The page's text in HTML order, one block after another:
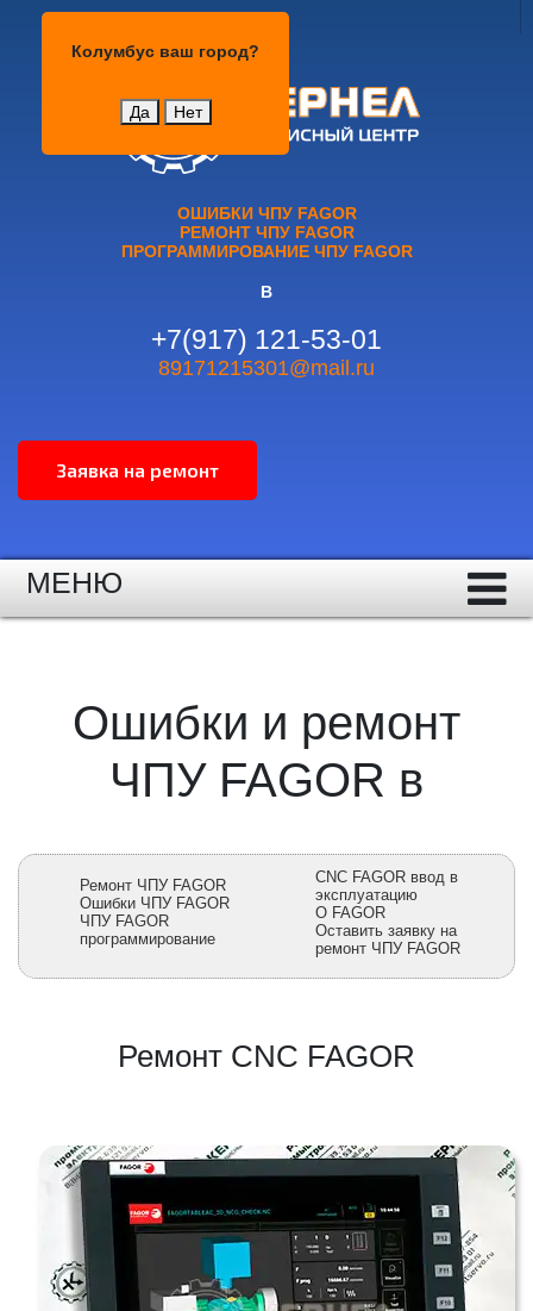
Колумбус ваш город?
Да Нет
ОШИБКИ ЧПУ FAGOR
РЕМОНТ ЧПУ FAGOR
ПРОГРАММИРОВАНИЕ ЧПУ FAGOR
В
+7(917) 121-53-01
89171215301@mail.ru
МЕНЮ
Ошибки и ремонт
ЧПУ FAGOR в
Ремонт ЧПУ FAGOR
Ошибки ЧПУ FAGOR
ЧПУ FAGOR
программирование
CNC FAGOR ввод в
эксплуатацию
О FAGOR
Оставить заявку на
ремонт ЧПУ FAGOR
Ремонт CNC FAGOR